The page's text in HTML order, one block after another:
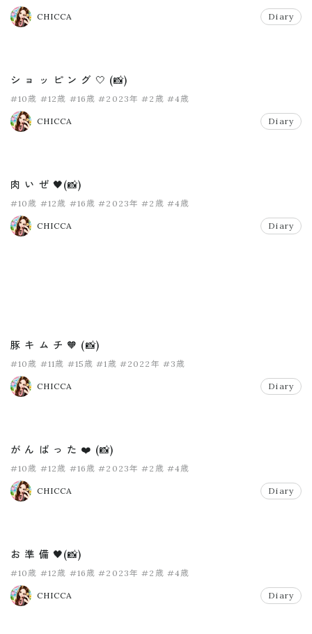
CHICCA Diary
シ ョ ッ ピ ン グ 🤍 (📸)
#10歳 #12歳 #16歳 #2023年 #2歳 #4歳
CHICCA Diary
肉 い ぜ 🖤(📸)
#10歳 #12歳 #16歳 #2023年 #2歳 #4歳
CHICCA Diary
豚 キ ム チ 🧡 (📸)
#10歳 #11歳 #15歳 #1歳 #2022年 #3歳
CHICCA Diary
が ん ば っ た ❤️ (📸)
#10歳 #12歳 #16歳 #2023年 #2歳 #4歳
CHICCA Diary
お 準 備 🖤(📸)
#10歳 #12歳 #16歳 #2023年 #2歳 #4歳
CHICCA Diary